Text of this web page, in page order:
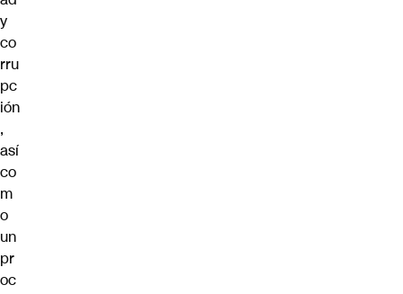
y
co
rru
pc
ión
,
así
co
m
o
un
pr
oc